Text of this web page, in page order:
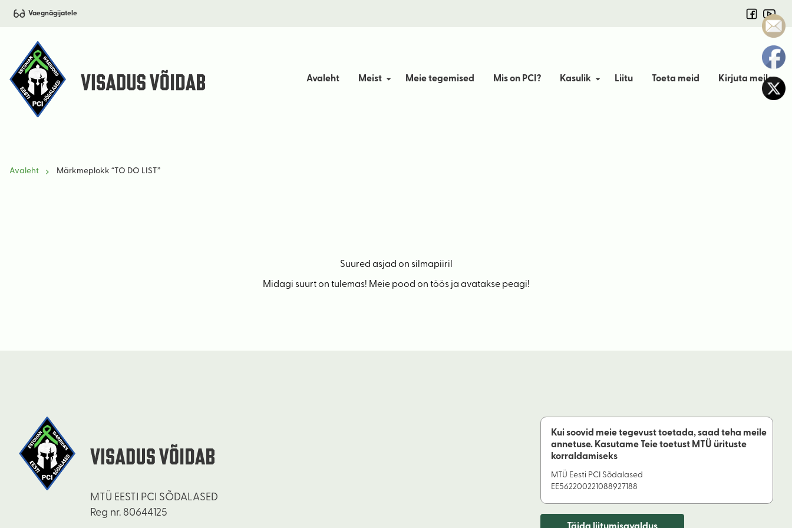
Vaegnägijatele
Avaleht Meist Meie tegemised Mis on PCI? Kasulik Liitu Toeta meid Kirjuta meile
Avaleht Märkmeplokk “TO DO LIST”
Suured asjad on silmapiiril
Midagi suurt on tulemas! Meie pood on töös ja avatakse peagi!
MTÜ EESTI PCI SÕDALASED
Reg nr. 80644125
Kui soovid meie tegevust toetada, saad teha meile
annetuse. Kasutame Teie toetust MTÜ ürituste
korraldamiseks
MTÜ Eesti PCI Sõdalased
EE562200221088927188